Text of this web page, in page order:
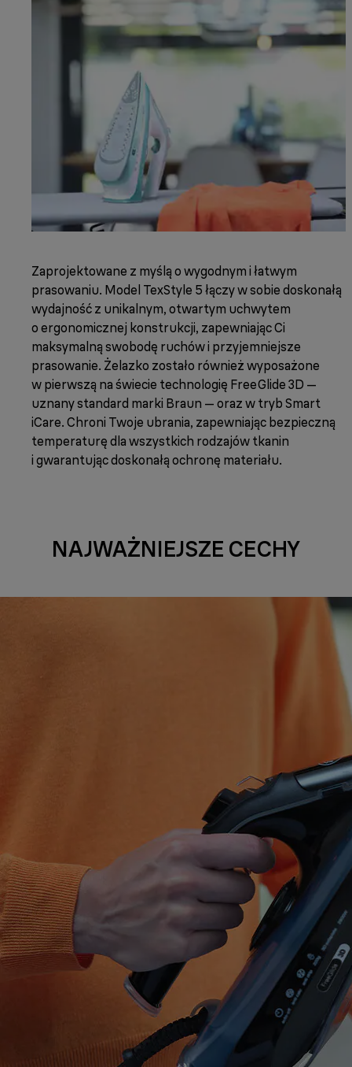
Zaprojektowane z myślą o wygodnym i łatwym
prasowaniu. Model TexStyle 5 łączy w sobie doskonałą
wydajność z unikalnym, otwartym uchwytem
o ergonomicznej konstrukcji, zapewniając Ci
maksymalną swobodę ruchów i przyjemniejsze
prasowanie. Żelazko zostało również wyposażone
w pierwszą na świecie technologię FreeGlide 3D —
uznany standard marki Braun — oraz w tryb Smart
iCare. Chroni Twoje ubrania, zapewniając bezpieczną
temperaturę dla wszystkich rodzajów tkanin
i gwarantując doskonałą ochronę materiału.
NAJWAŻNIEJSZE CECHY